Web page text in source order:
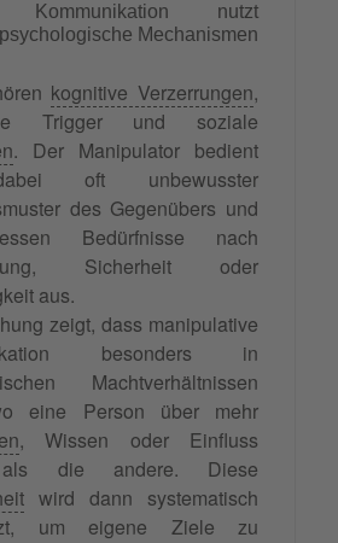
Kommunikation nutzt
Mechanismen
kognitive Verzerrungen,
Trigger und soziale
. Der Manipulator bedient
oft unbewusster
des Gegenübers und
Bedürfnisse nach
Sicherheit oder
aus.
zeigt, dass manipulative
besonders in
Machtverhältnissen
eine Person über mehr
, Wissen oder Einfluss
die andere. Diese
wird dann systematisch
um eigene Ziele zu